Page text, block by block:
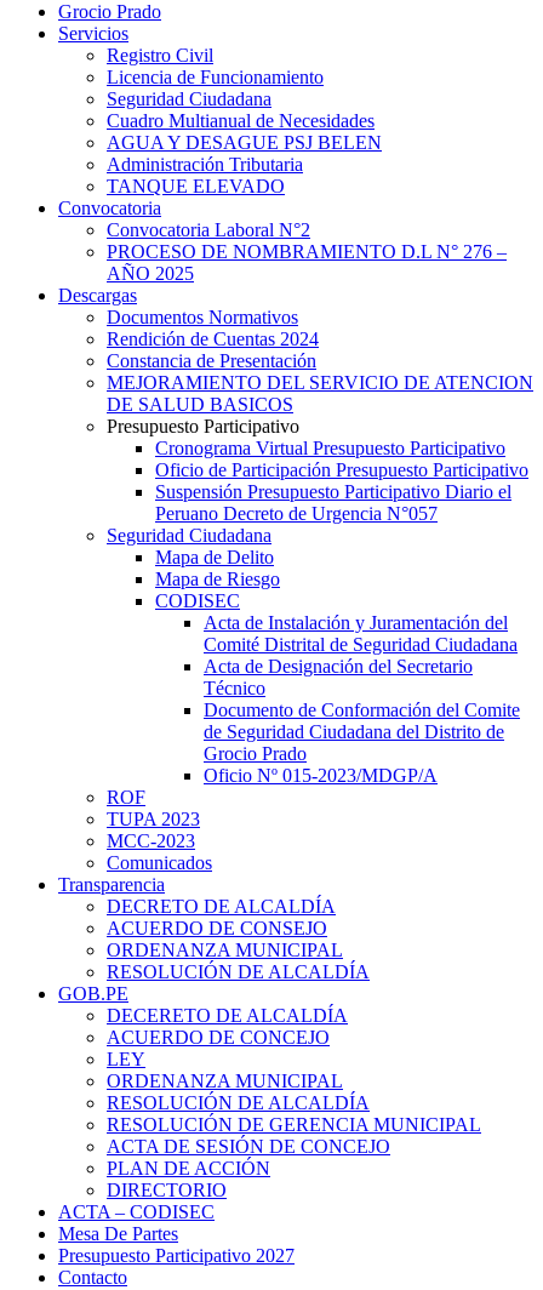
Grocio Prado
Servicios
Registro Civil
Licencia de Funcionamiento
Seguridad Ciudadana
Cuadro Multianual de Necesidades
AGUA Y DESAGUE PSJ BELEN
Administración Tributaria
TANQUE ELEVADO
Convocatoria
Convocatoria Laboral N°2
PROCESO DE NOMBRAMIENTO D.L N° 276 –
AÑO 2025
Descargas
Documentos Normativos
Rendición de Cuentas 2024
Constancia de Presentación
MEJORAMIENTO DEL SERVICIO DE ATENCION
DE SALUD BASICOS
Presupuesto Participativo
Cronograma Virtual Presupuesto Participativo
Oficio de Participación Presupuesto Participativo
Suspensión Presupuesto Participativo Diario el
Peruano Decreto de Urgencia N°057
Seguridad Ciudadana
Mapa de Delito
Mapa de Riesgo
CODISEC
Acta de Instalación y Juramentación del
Comité Distrital de Seguridad Ciudadana
Acta de Designación del Secretario
Técnico
Documento de Conformación del Comite
de Seguridad Ciudadana del Distrito de
Grocio Prado
Oficio Nº 015-2023/MDGP/A
ROF
TUPA 2023
MCC-2023
Comunicados
Transparencia
DECRETO DE ALCALDÍA
ACUERDO DE CONSEJO
ORDENANZA MUNICIPAL
RESOLUCIÓN DE ALCALDÍA
GOB.PE
DECERETO DE ALCALDÍA
ACUERDO DE CONCEJO
LEY
ORDENANZA MUNICIPAL
RESOLUCIÓN DE ALCALDÍA
RESOLUCIÓN DE GERENCIA MUNICIPAL
ACTA DE SESIÓN DE CONCEJO
PLAN DE ACCIÓN
DIRECTORIO
ACTA – CODISEC
Mesa De Partes
Presupuesto Participativo 2027
Contacto